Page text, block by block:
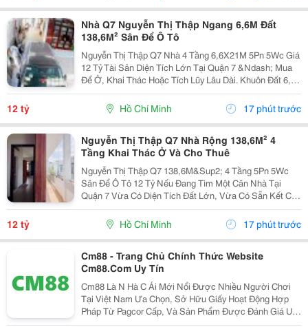
Nhà Q7 Nguyễn Thị Thập Ngang 6,6M Đất
138,6M² Sân Để Ô Tô
Nguyễn Thị Thập Q7 Nhà 4 Tầng 6,6X21M 5Pn 5Wc Giá
12 Tỷ Tài Sản Diện Tích Lớn Tại Quận 7 &Ndash; Mua
Để Ở, Khai Thác Hoặc Tích Lũy Lâu Dài. Khuôn Đất 6,6
X 21M, Tổng Diện Tích 138,6M&Sup2;, Nhà Hiện Hữu 4
Tầng, Công Năng Gồm 5 Phòng Ngủ Và 5...
12 tỷ Hồ Chí Minh 17 phút trước
Nguyễn Thị Thập Q7 Nhà Rộng 138,6M² 4
Tầng Khai Thác Ở Và Cho Thuê
Nguyễn Thị Thập Q7 138,6M&Sup2; 4 Tầng 5Pn 5Wc
Sân Để Ô Tô 12 Tỷ Nếu Đang Tìm Một Căn Nhà Tại
Quận 7 Vừa Có Diện Tích Đất Lớn, Vừa Có Sẵn Kết Cấu
Để Sử Dụng Và Khai Thác, Đây Là Sản Phẩm Đáng Cân
Nhắc. Nhà Nằm Trên Khuôn Đất 6,6 X 21M, Diện Tích...
12 tỷ Hồ Chí Minh 17 phút trước
Cm88 - Trang Chủ Chính Thức Website
Cm88.Com Uy Tín
Cm88 Là N Hà C Ái Mới Nổi Được Nhiều Người Chơi
Tại Việt Nam Ưa Chọn, Sở Hữu Giấy Hoạt Động Hợp
Pháp Từ Pagcor Cấp, Và Sản Phẩm Được Đánh Giá Uy
Tín Cao Từ Geotrust. Nh À Cá I Cm88 Mang Đến Nhiều